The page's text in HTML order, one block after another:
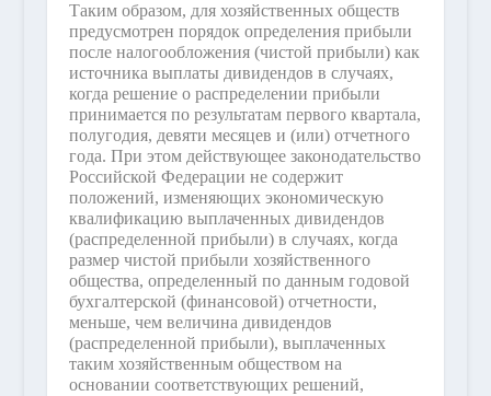
Таким образом, для хозяйственных обществ
предусмотрен порядок определения прибыли
после налогообложения (чистой прибыли) как
источника выплаты дивидендов в случаях,
когда решение о распределении прибыли
принимается по результатам первого квартала,
полугодия, девяти месяцев и (или) отчетного
года. При этом действующее законодательство
Российской Федерации не содержит
положений, изменяющих экономическую
квалификацию выплаченных дивидендов
(распределенной прибыли) в случаях, когда
размер чистой прибыли хозяйственного
общества, определенный по данным годовой
бухгалтерской (финансовой) отчетности,
меньше, чем величина дивидендов
(распределенной прибыли), выплаченных
таким хозяйственным обществом на
основании соответствующих решений,